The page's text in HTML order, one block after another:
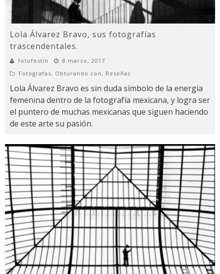
Lola Álvarez Bravo, sus fotografías
trascendentales.
fotofestín
8 marzo, 2017
Fotógrafas, Obturando con , Reseñas
Lola Álvarez Bravo es sin duda símbolo de la energía
femenina dentro de la fotografía mexicana, y logra ser
el puntero de muchas mexicanas que siguen haciendo
de este arte su pasión.